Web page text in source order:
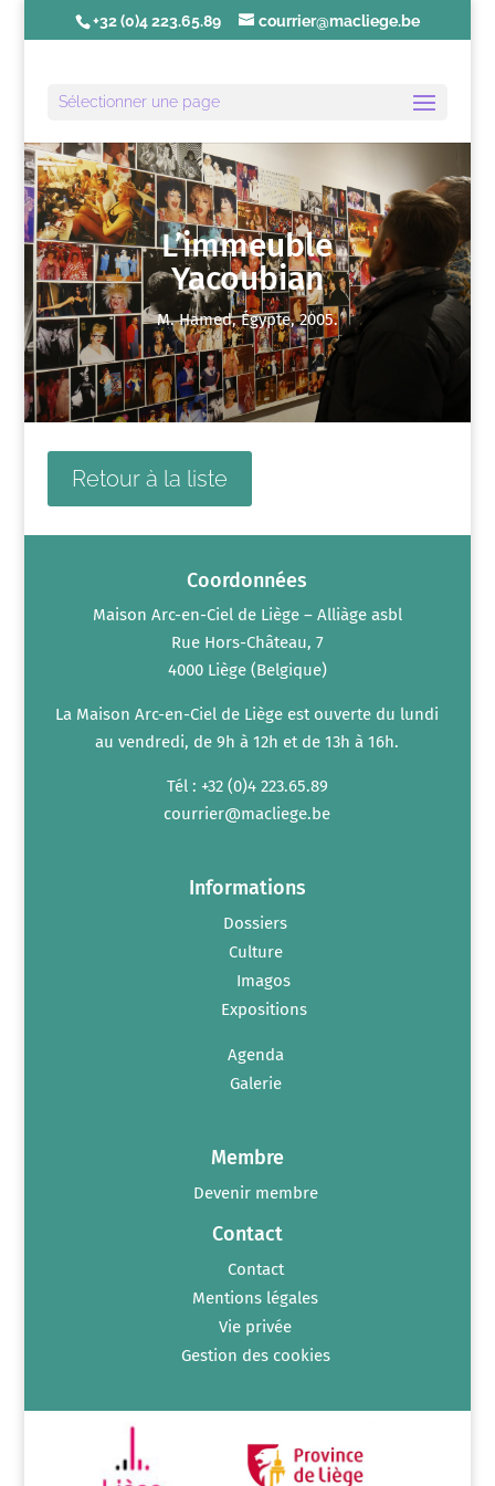
+32 (0)4 223.65.89 courrier@macliege.be
Sélectionner une page
L’immeuble
Yacoubian
M. Hamed, Égypte, 2005.
Retour à la liste
Coordonnées
Maison Arc-en-Ciel de Liège – Alliàge asbl
Rue Hors-Château, 7
4000 Liège (Belgique)
La Maison Arc-en-Ciel de Liège est ouverte du lundi
au vendredi, de 9h à 12h et de 13h à 16h.
Tél : +32 (0)4 223.65.89
courrier@macliege.be
Informations
Dossiers
Culture
Imagos
Expositions
Agenda
Galerie
Membre
Devenir membre
Contact
Contact
Mentions légales
Vie privée
Gestion des cookies